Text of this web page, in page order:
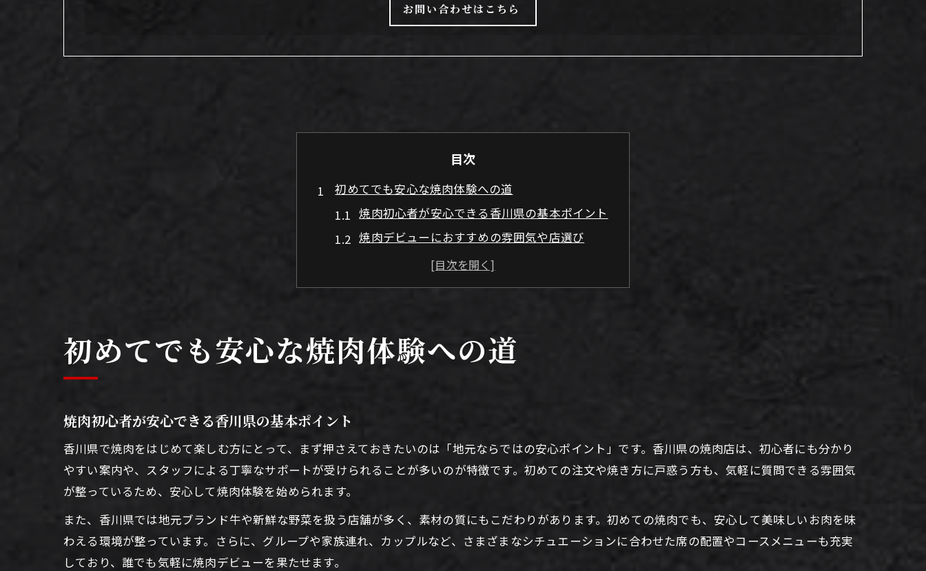
お問い合わせはこちら
目次
初めてでも安心な焼肉体験への道
焼肉初心者が安心できる香川県の基本ポイント
焼肉デビューにおすすめの雰囲気や店選び
香川県で初焼肉を成功させるコツとは
焼肉の注文方法とマナーを身につけよう
香川県で焼肉を満喫する秘訣を伝授
香川県産焼肉の魅力を最大限に味わう方法
焼肉を香川県で満喫するための選び方
焼肉初心者が選ぶべき香川県の魅力
焼肉で注目したい香川県のおすすめポイント
初めて焼肉に挑戦するなら知っておきたい特徴
初めてでも安心な焼肉体験への道
焼肉初心者が安心できる香川県の基本ポイント
香川県で焼肉をはじめて楽しむ方にとって、まず押さえておきたいのは「地元ならではの安心ポイント」です。香川県の焼肉店は、初心者にも分かり
やすい案内や、スタッフによる丁寧なサポートが受けられることが多いのが特徴です。初めての注文や焼き方に戸惑う方も、気軽に質問できる雰囲気
が整っているため、安心して焼肉体験を始められます。
また、香川県では地元ブランド牛や新鮮な野菜を扱う店舗が多く、素材の質にもこだわりがあります。初めての焼肉でも、安心して美味しいお肉を味
わえる環境が整っています。さらに、グループや家族連れ、カップルなど、さまざまなシチュエーションに合わせた席の配置やコースメニューも充実
しており、誰でも気軽に焼肉デビューを果たせます。